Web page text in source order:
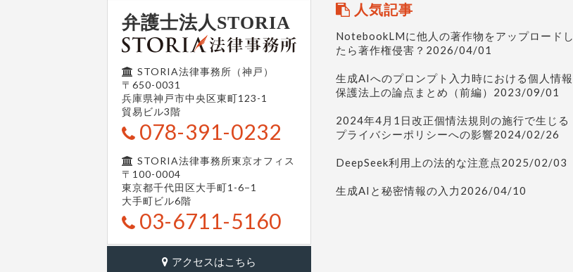
弁護士法人STORIA
STORIA法律事務所（神戸）
〒650-0031
兵庫県神戸市中央区東町123-1
貿易ビル3階
078-391-0232
STORIA法律事務所東京オフィス
〒100-0004
東京都千代田区大手町1-6−1
大手町ビル6階
03-6711-5160
アクセスはこちら
人気記事
NotebookLMに他人の著作物をアップロードし
たら著作権侵害？2026/04/01
生成AIへのプロンプト入力時における個人情報
保護法上の論点まとめ（前編）2023/09/01
2024年4月1日改正個情法規則の施行で生じる
プライバシーポリシーへの影響2024/02/26
DeepSeek利用上の法的な注意点2025/02/03
生成AIと秘密情報の入力2026/04/10